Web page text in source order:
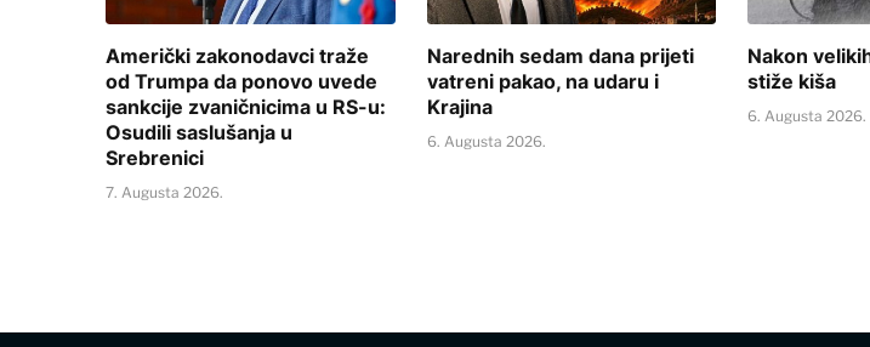
Američki zakonodavci traže
od Trumpa da ponovo uvede
sankcije zvaničnicima u RS-u:
Osudili saslušanja u
Srebrenici
7. Augusta 2026.
Narednih sedam dana prijeti
vatreni pakao, na udaru i
Krajina
6. Augusta 2026.
Nakon
stiže kiša
6. Augusta 2026.